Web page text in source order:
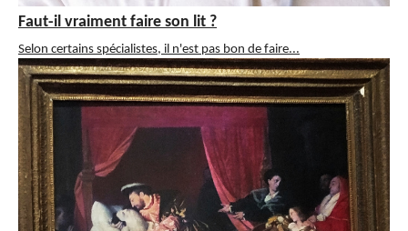
Faut-il vraiment faire son lit ?
Selon certains spécialistes, il n'est pas bon de faire...